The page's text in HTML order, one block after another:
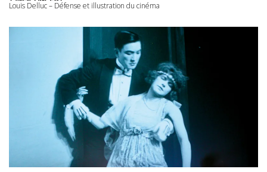
Louis Delluc – Défense et illustration du cinéma